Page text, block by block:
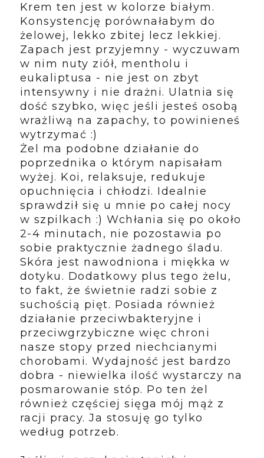
Krem ten jest w kolorze białym.
Konsystencję porównałabym do
żelowej, lekko zbitej lecz lekkiej.
Zapach jest przyjemny - wyczuwam
w nim nuty ziół, mentholu i
eukaliptusa - nie jest on zbyt
intensywny i nie drażni. Ulatnia się
dość szybko, więc jeśli jesteś osobą
wrażliwą na zapachy, to powinieneś
wytrzymać :)
Żel ma podobne działanie do
poprzednika o którym napisałam
wyżej. Koi, relaksuje, redukuje
opuchnięcia i chłodzi. Idealnie
sprawdził się u mnie po całej nocy
w szpilkach :) Wchłania się po około
2-4 minutach, nie pozostawia po
sobie praktycznie żadnego śladu.
Skóra jest nawodniona i miękka w
dotyku. Dodatkowy plus tego żelu,
to fakt, że świetnie radzi sobie z
suchością pięt. Posiada również
działanie przeciwbakteryjne i
przeciwgrzybiczne więc chroni
nasze stopy przed niechcianymi
chorobami. Wydajność jest bardzo
dobra - niewielka ilość wystarczy na
posmarowanie stóp. Po ten żel
również częściej sięga mój mąż z
racji pracy. Ja stosuję go tylko
według potrzeb.